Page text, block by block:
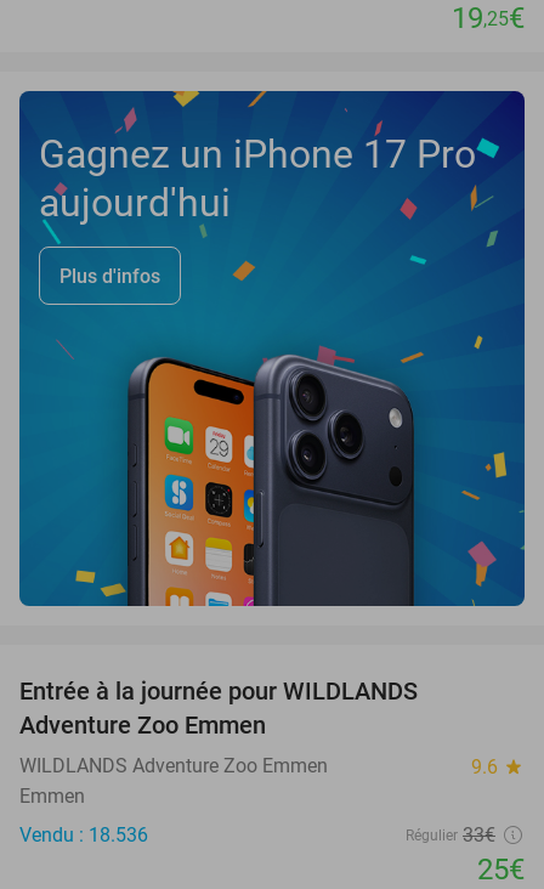
19,25€
Gagnez un iPhone 17 Pro
aujourd'hui
Plus d'infos
Entrée à la journée pour WILDLANDS
Adventure Zoo Emmen
WILDLANDS Adventure Zoo Emmen 9.6 star
Emmen
Vendu : 18.536
Régulier 33€
25€